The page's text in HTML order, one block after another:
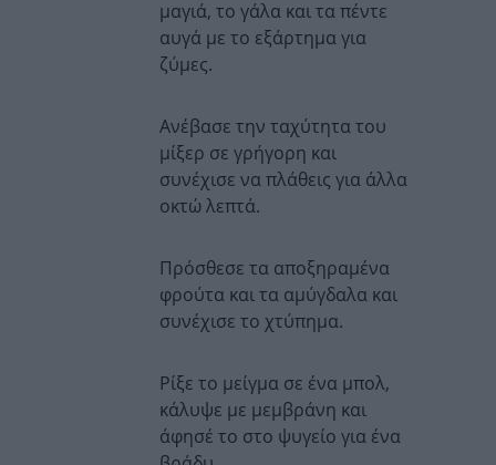
μαγιά, το γάλα και τα πέντε
αυγά με το εξάρτημα για
ζύμες.
Ανέβασε την ταχύτητα του
μίξερ σε γρήγορη και
συνέχισε να πλάθεις για άλλα
οκτώ λεπτά.
Πρόσθεσε τα αποξηραμένα
φρούτα και τα αμύγδαλα και
συνέχισε το χτύπημα.
Ρίξε το μείγμα σε ένα μπολ,
κάλυψε με μεμβράνη και
άφησέ το στο ψυγείο για ένα